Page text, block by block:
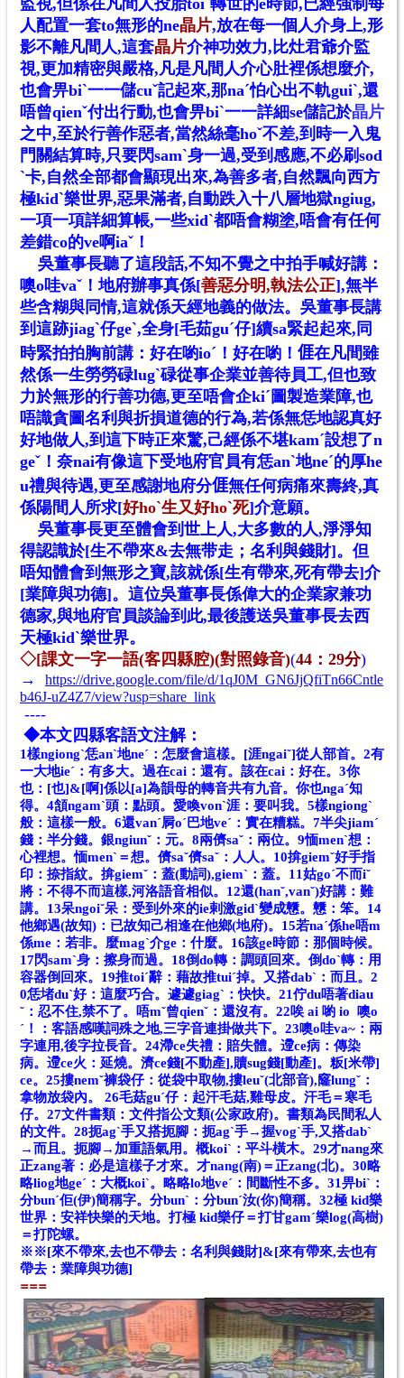
人配置一套to無形的ne晶片,放在每一個人介身上,形
影不離凡間人,這套晶片介神功效力,比灶君爺介監
視,更加精密與嚴格,凡是凡間人介心肚裡係想麼介,
也會畀biˋ一一儲cuˇ記起來,那naˊ怕心出不軌guiˋ,還
唔曾qienˇ付出行動,也會畀biˋ一一詳細se儲記於晶片
之中,至於行善作惡者,當然絲毫hoˇ不差,到時一入鬼
門關結算時,只要閃samˋ身一過,受到感應,不必刷sod
ˋ卡,自然全部都會顯現出來,為善多者,自然飄向西方
極kidˋ樂世界,惡果滿者,自動跌入十八層地獄ngiug,
一項一項詳細算帳,一些xidˋ都唔會糊塗,唔會有任何
差錯co的ve啊iaˇ！
吳董事長聽了這段話,不知不覺之中拍手喊好講：
噢o哇vaˇ！地府辦事真係[善惡分明,執法公正],無半
些含糊與同情,這就係天經地義的做法。吳董事長講
到這跡jiagˋ仔geˋ,全身[毛茹guˊ仔]續sa緊起起來,同
時緊拍拍胸前講：好在喲ioˊ！好在喲！ 𠊎在凡間雖
然係一生勞勞碌lugˋ碌從事企業並善待員工,但也致
力於無形的行善功德,更至唔會企kiˊ圖製造業障,也
唔識貪圖名利與折損道德的行為,若係無恁地認真好
好地做人,到這下時正來驚,己經係不堪kamˊ設想了n
geˇ！奈nai有像這下受地府官員有恁anˋ地neˊ的厚he
u禮與待遇,更至感謝地府分𠊎無任何病痛來壽終,真
係陽間人所求[好hoˋ生又好hoˋ死]介意願。
吳董事長更至體會到世上人,大多數的人,淨淨知
得認識於[生不帶來&去無带走；名利與錢財]。但
唔知體會到無形之寶,該就係[生有帶來,死有帶去]介
[業障與功德]。這位吳董事長係偉大的企業家兼功
德家,與地府官員談論到此,最後護送吳董事長去西
天極kidˋ樂世界。
◇[課文一字一語(客四縣腔)(對照錄音)(44：29分)
→
https://drive.google.com/file/d/1qJ0M_GN6JjQfiTn66Cntle
b46J-uZ4Z7/view?usp=share_link
----
◆本文四縣客語文注解：
1樣ngiongˋ恁anˋ地neˊ：怎麼會這樣。[涯ngaiˇ]從人部首。 2有
一大地ieˊ：有多大。過在cai：還有。該在cai：好在。 3你
也：[也]&[啊]係以[a]為韻母的轉音共有九音。你也ngaˊ知
得。 4頷ngamˋ頭：點頭。愛喚vonˋ涯：要叫我。 5樣ngiongˋ
般：這樣一般。6還vanˊ屙oˊ巴地veˊ：實在糟糕。 7半尖jiamˊ
錢：半分錢。銀ngiunˇ：元。8兩儕saˇ：兩位。 9愐menˋ想：
心裡想。愐menˋ＝想。儕saˇ儕saˇ：人人。 10揜giemˇ好手指
印：捺指紋。揜giemˇ：蓋(動詞),giemˋ：蓋。 11姑goˊ不而iˇ
將：不得不而這樣,河洛語音相似。 12還(hanˇ,vanˇ)好講：難
講。 13呆ngoiˇ呆：受到外來的ie剌激gidˋ變成戇。戇：笨。 14
他鄉遇(故知)：已故知己相逢在他鄉(地府)。 15若naˊ係he唔m
係me：若非。麼magˋ介ge：什麼。 16該ge時節：那個時候。
17閃samˋ身：擦身而過。 18倒do轉：調頭回來。倒doˋ轉：用
容器倒回來。 19推toiˊ辭：藉故推tuiˊ掉。又搭dabˋ：而且。 2
0恁堵duˋ好：這麼巧合。遽遽giagˋ：快快。 21佇du唔著diau
ˇ：忍不住,禁不了。唔mˇ曾qienˇ：還沒有。 22唉 ai 喲 io 噢o
ˊ！：客語感嘆詞殊之地,三字音連掛做共下。 23噢o哇va~：兩
字連用,後字拉長音。 24滯ce失禮：賠失體。遰ce病：傳染
病。遰ce火：延燒。濟ce錢[不動產],贖sug錢[動產]。粄[米帶]
ce。 25摟nemˇ褲袋仔：從袋中取物,摟leuˇ(北部音),窿lungˇ：
拿物放袋內。 26毛菇guˊ仔：起汗毛菇,雞母皮。汗毛＝寒毛
仔。 27文件書類：文件指公文類(公家政府)。書類為民間私人
的文件。 28扼agˋ手又搭扼腳：扼agˋ手→握vogˋ手,又搭dabˋ
→而且。扼腳→加重語氣用。概koiˋ：平斗橫木。 29才nang來
正zang著：必是這樣子才來。才nang(南)＝正zang(北)。 30略
略liog地geˊ：大概koiˋ。略略lo地veˊ：間斷性不多。 31畀biˋ：
分bunˊ佢(伊)簡稱字。分bunˋ：分bunˊ汝(你)簡稱。 32極 kid樂
世界：安祥快樂的天地。打極 kid樂仔＝打甘gamˊ樂log(高樹)
＝打陀螺。
※※[來不帶來,去也不帶去：名利與錢財]&[來有帶來,去也有
帶去：業障與功德]
===